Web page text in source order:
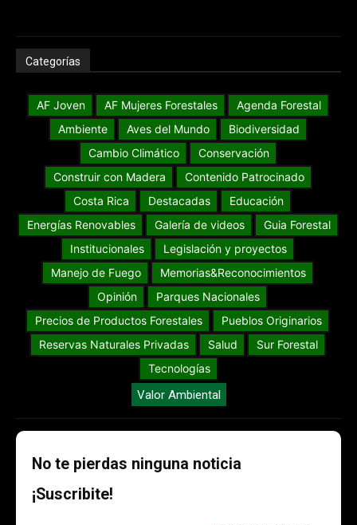
Categorías
AF Joven AF Mujeres Forestales
Agenda Forestal
Ambiente
Aves del Mundo
Biodiversidad
Cambio Climático
Conservación
Construir con Madera
Contenido Patrocinado
Costa Rica
Destacadas
Educación
Energías Renovables
Galería de videos
Guia Forestal
Institucionales
Legislación y proyectos
Manejo de Fuego
Memorias&Reconocimientos
Opinión
Parques Nacionales
Precios de Productos Forestales
Pueblos Originarios
Reservas Naturales Privadas
Salud
Sur Forestal
Tecnologías
Valor Ambiental
No te pierdas ninguna noticia
¡Suscribite!